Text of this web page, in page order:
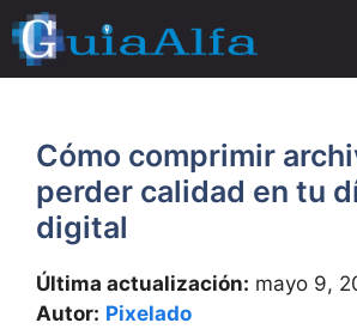
Saltar
al
contenido
Cómo comprimir
perder calidad en tu
digital
Última actualización: mayo 9,
Autor: Pixelado